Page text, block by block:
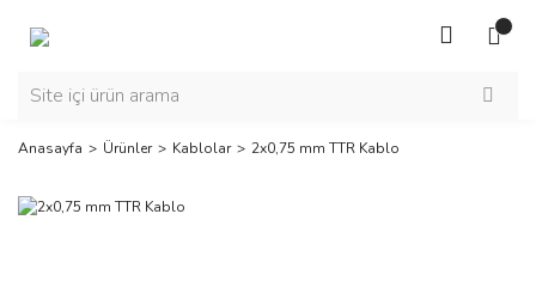
Anasayfa Ürünler Kablolar 2x0,75 mm TTR Kablo